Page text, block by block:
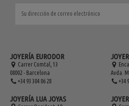
JOYERÍA EURODOR
Carrer Comtal, 13
08002 - Barcelona
+34 93 304 06 28
JOYERÍA LUA JOYAS
Avda.
+34